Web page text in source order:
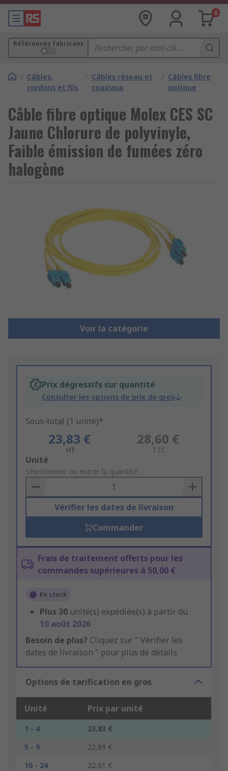
0
Références fabricant
/ Câbles,
cordons et fils
/ Câbles réseau et
coaxiaux
/ Câbles fibre
optique
Câble fibre optique Molex CES SC
Jaune Chlorure de polyvinyle,
Faible émission de fumées zéro
halogène
Voir la catégorie
Prix dégressifs sur quantité
Consulter les options de prix de gros
Sous-total (1 unité)*
23,83 €
HT
28,60 €
TTC
Add
to
Basket
Unité
Sélectionner ou entrer la quantité
Vérifier les dates de livraison
Commander
Frais de traitement offerts pour les
commandes supérieures à 50,00 €
En stock
Plus 30 unité(s) expédiée(s) à partir du
10 août 2026
Besoin de plus? Cliquez sur " Vérifier les
dates de livraison " pour plus de détails
Options de tarification en gros
Unité Prix par unité
1 - 4
23,83 €
5 - 9
22,89 €
10 - 24
22,01 €